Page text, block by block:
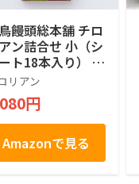
饅頭総本舗 チロ
ン詰合せ 小（シ
ト18本入り） お
個包装 小分け
クッキー ギフ
らまき お祝い
職場 お土産 手
産 差し入れ 退職
菓子 お取り寄せ
有名 千鳥屋
リアン
円
Amazonで見る